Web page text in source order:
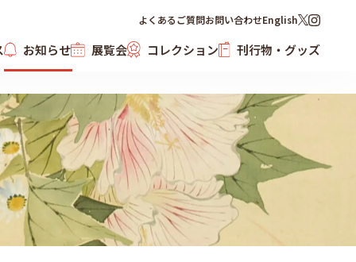
お知らせ 展覧会 コレクション 刊行物・グッズ
よくあるご質問お問い合わせEnglish